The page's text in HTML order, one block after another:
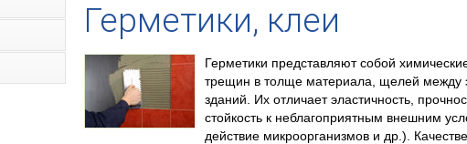
Герметики, клеи
Герметики представляют собой
трещин в толще материала, щелей между
зданий. Их отличает эластичность,
стойкость к неблагоприятным внешним
действие микроорганизмов и др.).